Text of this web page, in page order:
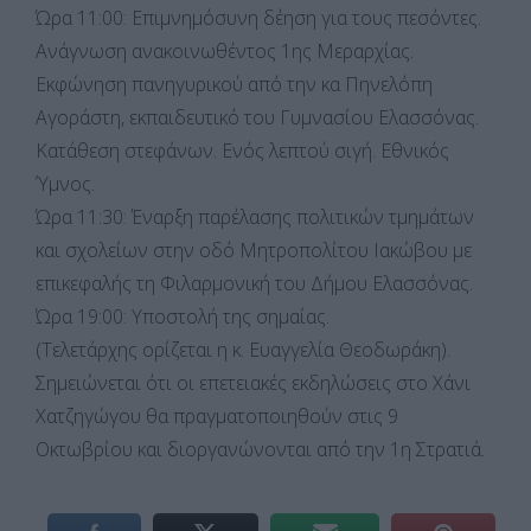
Ώρα 11:00: Επιμνημόσυνη δέηση για τους πεσόντες.
Ανάγνωση ανακοινωθέντος 1ης Μεραρχίας.
Εκφώνηση πανηγυρικού από την κα Πηνελόπη
Αγοράστη, εκπαιδευτικό του Γυμνασίου Ελασσόνας.
Κατάθεση στεφάνων. Ενός λεπτού σιγή. Εθνικός
Ύμνος.
Ώρα 11:30: Έναρξη παρέλασης πολιτικών τμημάτων
και σχολείων στην οδό Μητροπολίτου Ιακώβου με
επικεφαλής τη Φιλαρμονική του Δήμου Ελασσόνας.
Ώρα 19:00: Υποστολή της σημαίας.
(Τελετάρχης ορίζεται η κ. Ευαγγελία Θεοδωράκη).
Σημειώνεται ότι οι επετειακές εκδηλώσεις στο Χάνι
Χατζηγώγου θα πραγματοποιηθούν στις 9
Οκτωβρίου και διοργανώνονται από την 1η Στρατιά.